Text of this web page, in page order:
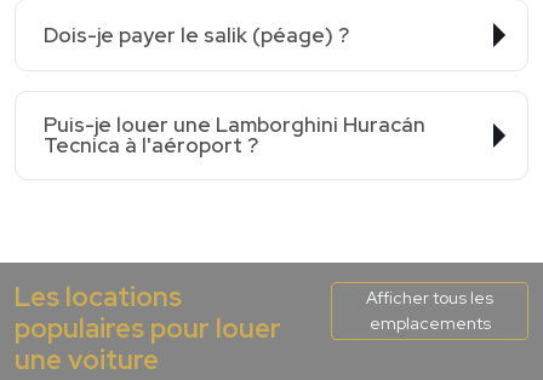
Dois-je payer le salik (péage) ?
Puis-je louer une Lamborghini Huracán
Tecnica à l'aéroport ?
Les locations
populaires pour louer
une voiture
Afficher tous les
emplacements